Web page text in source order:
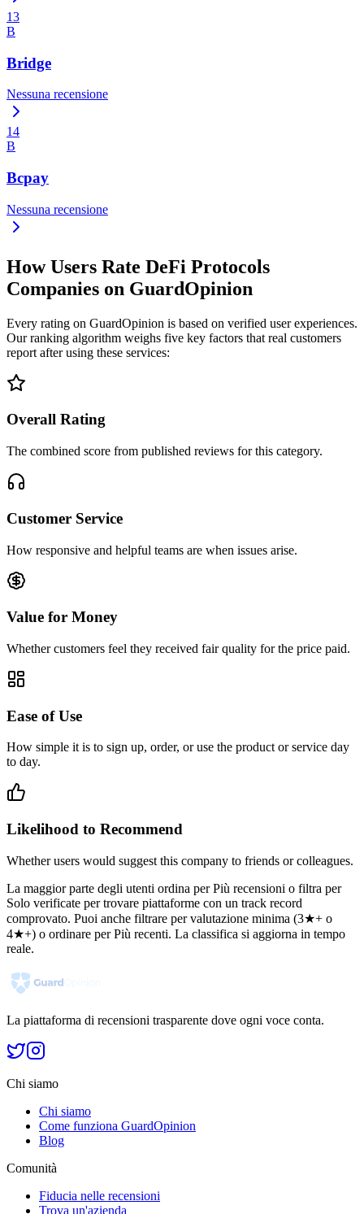
13
B
Bridge
Nessuna recensione
14
B
Bcpay
Nessuna recensione
How Users Rate DeFi Protocols
Companies on GuardOpinion
Every rating on GuardOpinion is based on verified user experiences.
Our ranking algorithm weighs five key factors that real customers
report after using these services:
Overall Rating
The combined score from published reviews for this category.
Customer Service
How responsive and helpful teams are when issues arise.
Value for Money
Whether customers feel they received fair quality for the price paid.
Ease of Use
How simple it is to sign up, order, or use the product or service day
to day.
Likelihood to Recommend
Whether users would suggest this company to friends or colleagues.
La maggior parte degli utenti ordina per Più recensioni o filtra per
Solo verificate per trovare piattaforme con un track record
comprovato. Puoi anche filtrare per valutazione minima (3★+ o
4★+) o ordinare per Più recenti. La classifica si aggiorna in tempo
reale.
La piattaforma di recensioni trasparente dove ogni voce conta.
Chi siamo
Chi siamo
Come funziona GuardOpinion
Blog
Comunità
Fiducia nelle recensioni
Trova un'azienda